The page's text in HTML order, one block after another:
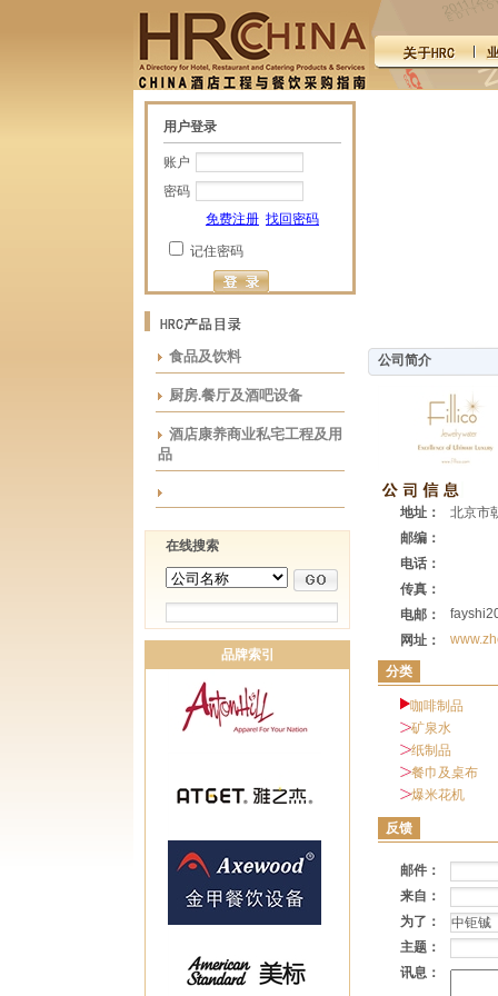
用户登录
账户
密码
免费注册 找回密码
记住密码
食品及饮料
厨房.餐厅及酒吧设备
酒店康养商业私宅工程及用
品
在线搜索
品牌索引
公司简介
地址：
北京市
邮编：
电话：
传真：
电邮：
网址：
分类
咖啡制品
矿泉水
纸制品
餐巾及桌布
爆米花机
反馈
邮件：
来自：
为了：
主题：
讯息：